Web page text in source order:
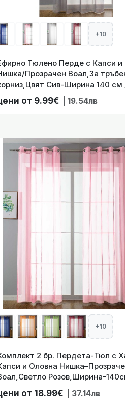
+10
Тюлено Перде с Капси и
Прозрачен Воал,За
Сив-Ширина 140 см
(145,175,225,245 Височини)
от 9.99€ | 19.54лв
+10
2 бр. Пердета-Тюл с Халки-
и Оловна
Розов,Ширина-
(145,175,225,245
от 18.99€ | 37.14лв
Прозрачен Воал,За
140 см/
140см /
с халки за Тръбен Корниз,
пискюли, цвят Крем,
|
72.00€
| 140.82лв
Тръбен Корниз